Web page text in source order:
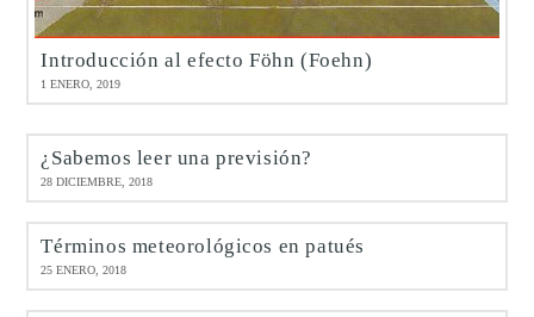
Introducción al efecto Föhn (Foehn)
1 ENERO, 2019
¿Sabemos leer una previsión?
28 DICIEMBRE, 2018
Términos meteorológicos en patués
25 ENERO, 2018